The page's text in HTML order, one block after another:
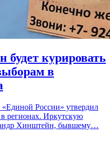
курировать
в
«Единой России» утвердил
регионах. Иркутскую
Хинштейн, бывшему…